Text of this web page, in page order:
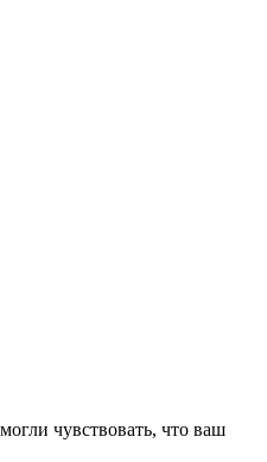
чувствовать, что ваш